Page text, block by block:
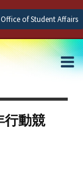
Office of Student Affairs
行動競